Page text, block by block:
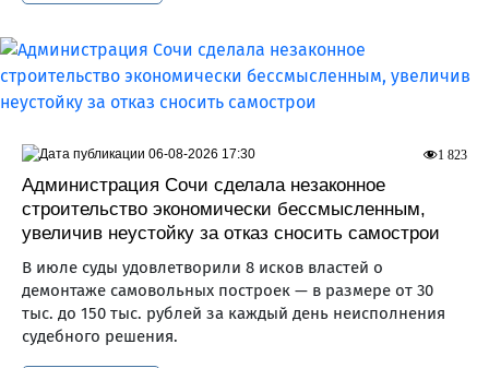
Администрация Сочи сделала незаконное
строительство экономически бессмысленным,
увеличив неустойку за отказ сносить самострои
В июле суды удовлетворили 8 исков властей о
демонтаже самовольных построек — в размере от 30
тыс. до 150 тыс. рублей за каждый день неисполнения
судебного решения.
1 823
06-08-2026 17:30